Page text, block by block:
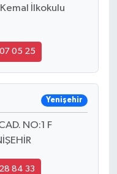
Kemal İlkokulu
05 25
Yenişehir
NO:1 F
84 33